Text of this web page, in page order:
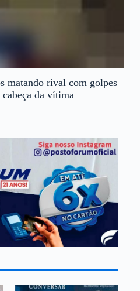
matando rival com golpes
cabeça da vítima